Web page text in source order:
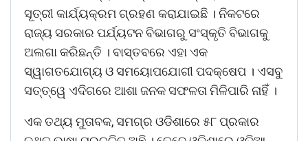
ସୂତ୍ରୀ କାର୍ଯ୍ୟକ୍ରମ ଗ୍ରହଣ କରାଯାଇଛି । ନିକଟରେ
ରାଜ୍ୟ ସରକାର ପର୍ଯ୍ୟଟନ ବିଭାଗରୁ ସଂସ୍କୃତି ବିଭାଗକୁ
ଅଲଗା କରିଛନ୍ତି । ବାସ୍ତବରେ ଏହା ଏକ
ସ୍ୱାଗତଯୋଗ୍ୟ ଓ ସମୟୋପଯୋଗୀ ପଦକ୍ଷେପ । ଏସବୁ
ସତ୍ତ୍ୱେ ଏଦିଗରେ ଆଶା ଜନକ ସଫଳତା ମିଳିପାରି ନାହିଁ ।
ଏକ ତଥ୍ୟ ମୁତାବକ, ସମଗ୍ର ଓଡିଶାରେ ୫୮ ପ୍ରକାର